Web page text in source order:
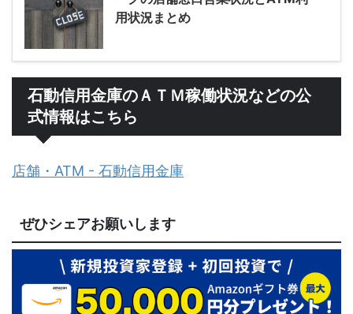
用状況まとめ
石動信用金庫のＡＴＭ稼働状況などの公
式情報はこちら
店舗・ATM - 石動信用金庫
ぜひシェアお願いします